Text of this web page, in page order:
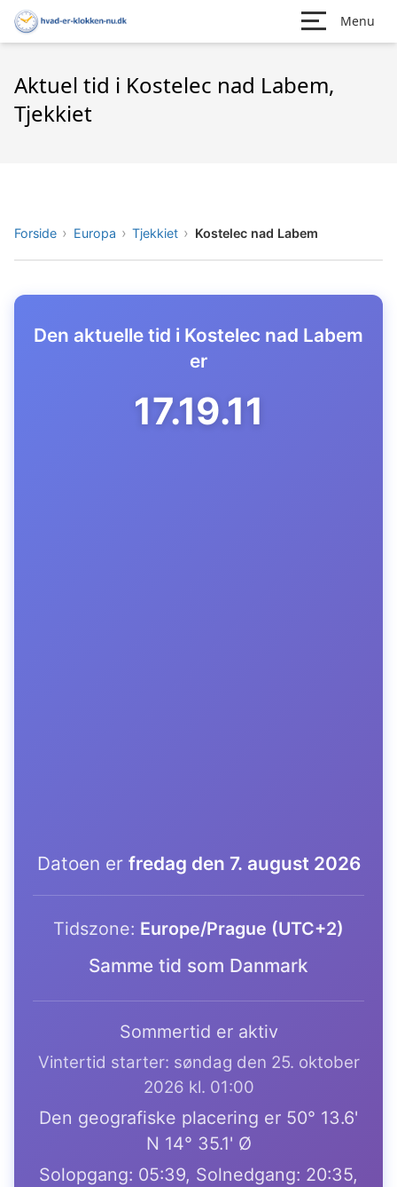
Menu
Aktuel tid i Kostelec nad Labem,
Tjekkiet
Forside Europa Tjekkiet Kostelec nad Labem
Den aktuelle tid i Kostelec nad Labem
er
17.19.12
Datoen er fredag den 7. august 2026
Tidszone: Europe/Prague (UTC+2)
Samme tid som Danmark
Sommertid er aktiv
Vintertid starter: søndag den 25. oktober
2026 kl. 01:00
Den geografiske placering er 50° 13.6'
N 14° 35.1' Ø
Solopgang: 05:39, Solnedgang: 20:35,